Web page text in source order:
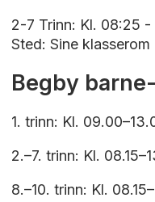
2-7 Trinn: Kl. 08:25 -
Sted: Sine klasserom
Begby
1. trinn: Kl.
2.–7. trinn: Kl.
8.–10. trinn: Kl.